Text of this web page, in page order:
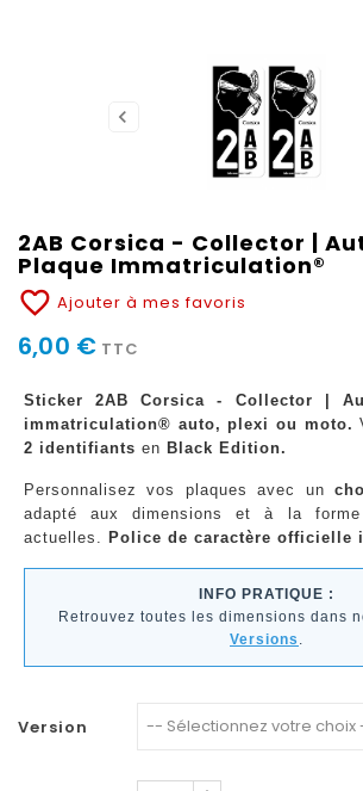
2AB Corsica - Collector |
Plaque Immatriculation®
favorite_border Ajouter à mes favoris
6,00 € TTC
Sticker 2AB Corsica - Collector |
immatriculation® auto, plexi ou moto.
2 identifiants en Black Edition.
Personnalisez vos plaques avec un
adapté aux dimensions et à la
actuelles.
Police de caractère officielle
INFO PRATIQUE :
Retrouvez toutes les dimensions dans
Versions
Version